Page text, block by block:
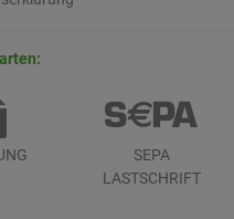
SEPA
LASTSCHRIFT